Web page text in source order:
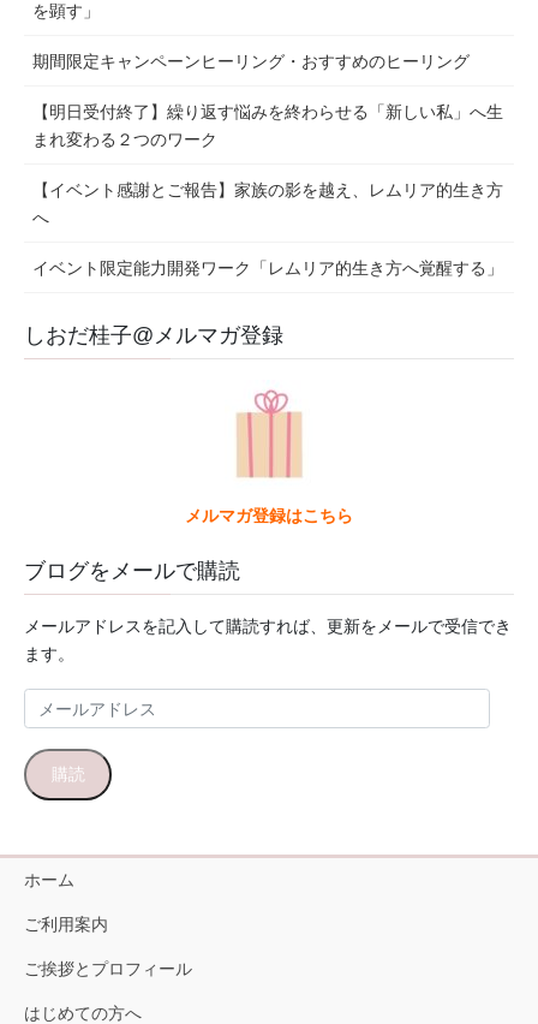
を顕す」
期間限定キャンペーンヒーリング・おすすめのヒーリング
【明日受付終了】繰り返す悩みを終わらせる「新しい私」へ生
まれ変わる２つのワーク
【イベント感謝とご報告】家族の影を越え、レムリア的生き方
へ
イベント限定能力開発ワーク「レムリア的生き方へ覚醒する」
しおだ桂子@メルマガ登録
メルマガ登録はこちら
ブログをメールで購読
メールアドレスを記入して購読すれば、更新をメールで受信でき
ます。
ー
ル
ア
購読
ホーム
ご利用案内
ご挨拶とプロフィール
はじめての方へ